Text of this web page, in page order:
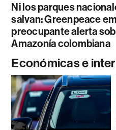
Ni los parques
salvan: Greenpeace
preocupante alerta
Amazonía colombiana
Económicas e